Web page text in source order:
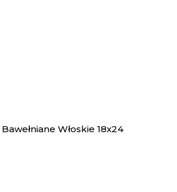
Włoskie 18x24